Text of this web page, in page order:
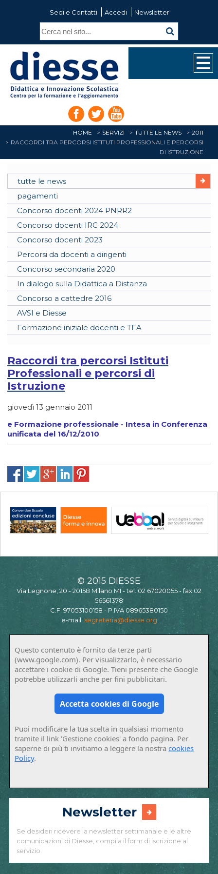
Sedi e Contatti Accedi Newsletter
HOME SERVIZI TUTTE LE NEWS
2011
RACCORDI TRA PERCORSI ISTITUTI PROFESSIONALI E PERCORSI
DI ISTRUZIONE
tutte le news
pagamenti
Concorso docenti 2024 PNRR2
Concorso docenti IRC 2024
Concorso docenti 2023
Percorsi da docenti a dirigenti
Concorso secondaria 2020
In dialogo sulla Didattica a Distanza
Concorso a cattedre 2016
AVSI e Diesse
Formazione iniziale docenti e TFA
Raccordi tra percorsi Istituti
Professionali e percorsi di
Istruzione
giovedì 13 gennaio 2011
e Formazione professionale - Intesa in Conferenza
unificata del 16/12/2010.
© 2015 DIESSE
Via Legnone, 20 - 20158 Milano MI - tel. 02 67020055 - fax 02
56561378
C.F. 97053100158 - P.IVA 08965380150
e-mail: segreteria@diesse.org
Questo contenuto è fornito da terze parti
(www.google.com). Per visualizzarlo, è necessario
accettare i cookie di Google. Tieni presente che Google
potrebbe utilizzarli anche per fini pubblicitari.
Accetta cookies di Google
Puoi modificare la tua scelta in qualsiasi momento
tramite il link 'Gestione cookies' a fondo pagina. Per
saperne di più ti invitiamo a leggere la nostracookies
Policy.
Newsletter
Se desideri ricevere la newsletter settimanale e le altre
comunicazioni di Diesse, compila il form di iscrizione al
servizio.